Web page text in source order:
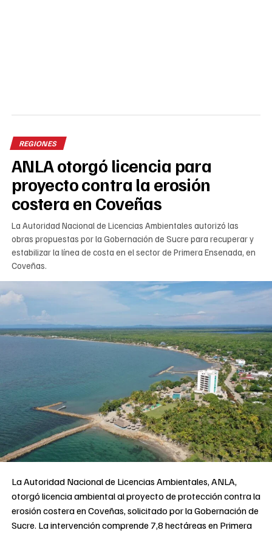
REGIONES
ANLA otorgó licencia para
proyecto contra la erosión
costera en Coveñas
La Autoridad Nacional de Licencias Ambientales autorizó las
obras propuestas por la Gobernación de Sucre para recuperar y
estabilizar la línea de costa en el sector de Primera Ensenada, en
Coveñas.
La Autoridad Nacional de Licencias Ambientales, ANLA,
otorgó licencia ambiental al proyecto de protección contra la
erosión costera en Coveñas, solicitado por la Gobernación de
Sucre. La intervención comprende 7,8 hectáreas en Primera